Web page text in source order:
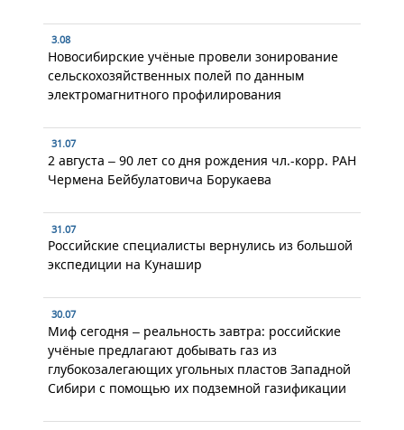
3.08
Новосибирские учёные провели зонирование
сельскохозяйственных полей по данным
электромагнитного профилирования
31.07
2 августа – 90 лет со дня рождения чл.-корр. РАН
Чермена Бейбулатовича Борукаева
31.07
Российские специалисты вернулись из большой
экспедиции на Кунашир
30.07
Миф сегодня – реальность завтра: российские
учёные предлагают добывать газ из
глубокозалегающих угольных пластов Западной
Сибири с помощью их подземной газификации